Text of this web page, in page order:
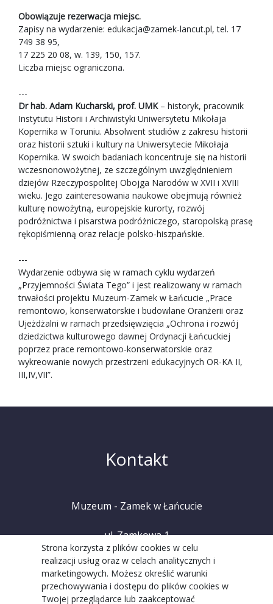
Obowiązuje rezerwacja miejsc.
Zapisy na wydarzenie: edukacja@zamek-lancut.pl, tel. 17
749 38 95,
17 225 20 08, w. 139, 150, 157.
Liczba miejsc ograniczona.
---
Dr hab. Adam Kucharski, prof. UMK– historyk, pracownik
Instytutu Historii i Archiwistyki Uniwersytetu Mikołaja
Kopernika w Toruniu. Absolwent studiów z zakresu historii
oraz historii sztuki i kultury na Uniwersytecie Mikołaja
Kopernika. W swoich badaniach koncentruje się na historii
wczesnonowożytnej, ze szczególnym uwzględnieniem
dziejów Rzeczypospolitej Obojga Narodów w XVII i XVIII
wieku. Jego zainteresowania naukowe obejmują również
kulturę nowożytną, europejskie kurorty, rozwój
podróżnictwa i pisarstwa podróżniczego, staropolską prasę
rękopiśmienną oraz relacje polsko-hiszpańskie.
---
Wydarzenie odbywa się w ramach cyklu wydarzeń
„Przyjemności Świata Tego” i jest realizowany w ramach
trwałości projektu Muzeum-Zamek w Łańcucie „Prace
remontowo, konserwatorskie i budowlane Oranżerii oraz
Ujeżdżalni w ramach przedsięwzięcia „Ochrona i rozwój
dziedzictwa kulturowego dawnej Ordynacji Łańcuckiej
poprzez prace remontowo-konserwatorskie oraz
wykreowanie nowych przestrzeni edukacyjnych OR-KA II,
III,IV,VII”.
Strona korzysta z plików cookies w celu
realizacji usług oraz w celach analitycznych i
marketingowych. Możesz określić warunki
przechowywania i dostępu do plików cookies w
Twojej przeglądarce lub zaakceptować
Kontakt
Muzeum - Zamek w Łańcucie
ul. Zamkowa 1
37-100 Łańcut
tel. +48 (17) 225 20 08